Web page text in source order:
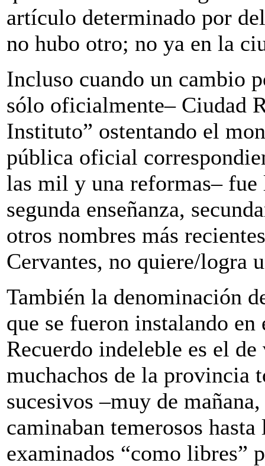
artículo determinado por
no hubo otro; no ya en la
Incluso cuando un cambio
sólo oficialmente– Ciudad
Instituto” ostentando el
pública oficial
las mil y una reformas– fue
segunda enseñanza,
otros nombres más
Cervantes, no quiere/logra
También la denominación
que se fueron instalando
Recuerdo indeleble es el
muchachos de la provincia
sucesivos –muy de
caminaban temerosos
examinados “como libres”